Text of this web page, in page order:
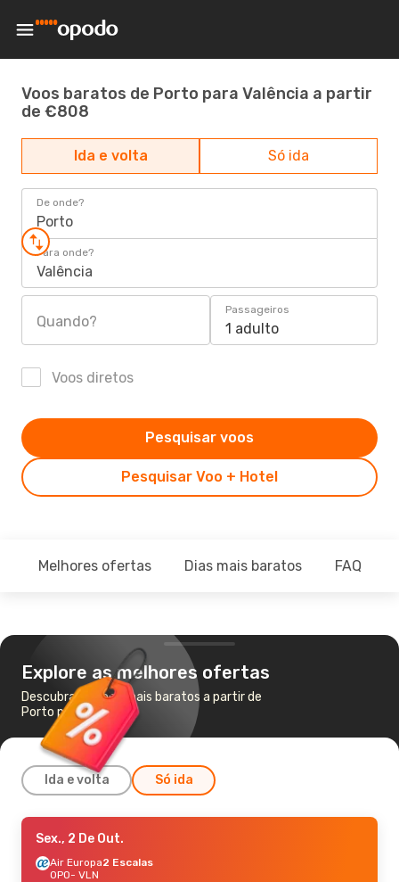
Voos baratos de Porto para Valência a partir
de €808
Ida e volta Só ida
De onde?
Porto
Para onde?
Valência
Quando?
Passageiros
1 adulto
Voos diretos
Pesquisar Voo + Hotel
Pesquisar voos
Melhores ofertas Dias mais baratos FAQ
Explore as melhores ofertas
Descubra os voos mais baratos a partir de
Porto para Valência
Ida e volta Só ida
Ter., 25 De Ago.
Air Europa2 Escalas
OPO- VLN
Sex., 2 De Out.
Air Europa2 Escalas
OPO- VLN